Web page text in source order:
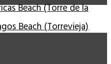
Beach (Torre de la
Beach (Torrevieja)